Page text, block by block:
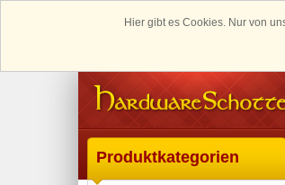
Hier gibt es Cookies. Nur von
Produktkategorien